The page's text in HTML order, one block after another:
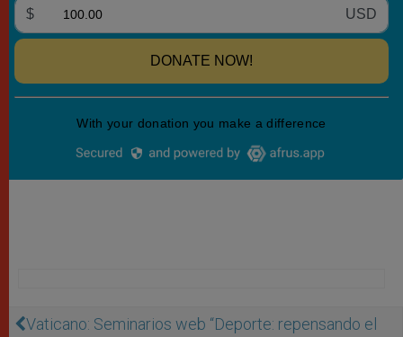
Vaticano: Seminarios web “Deporte: repensando el